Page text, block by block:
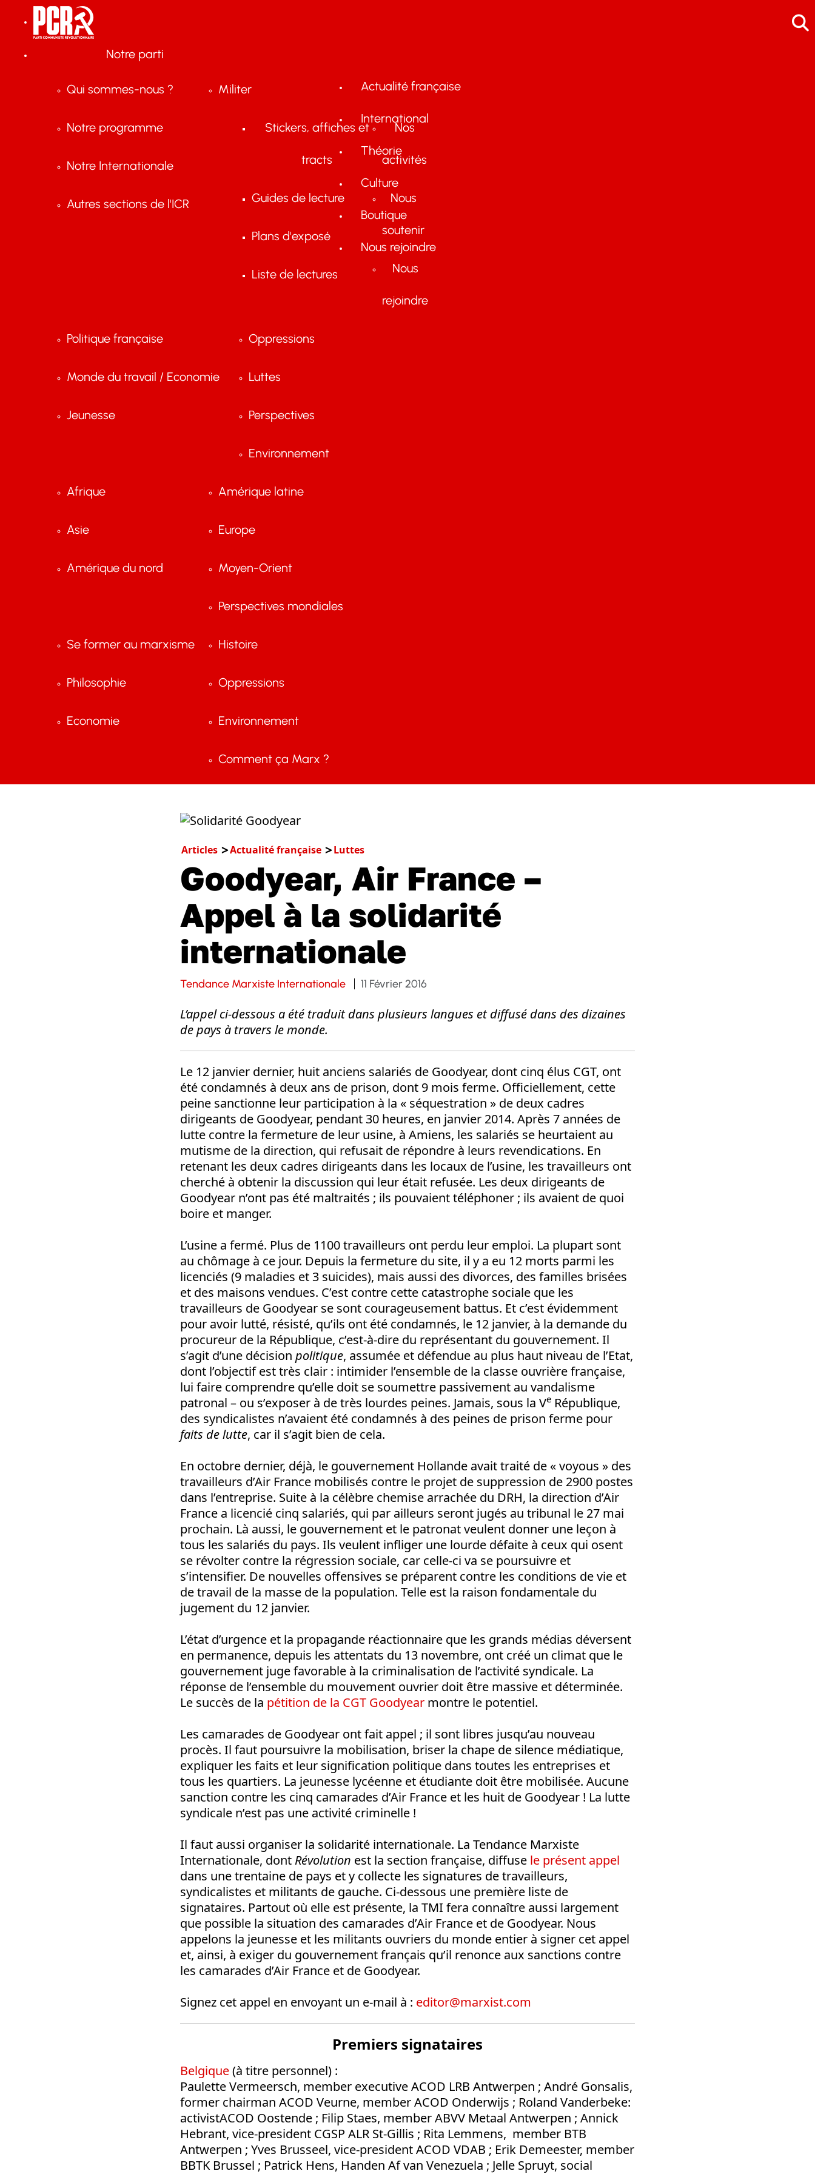
Notre parti
Qui sommes-nous ?
Notre programme
Notre Internationale
Autres sections de l'ICR
Militer
Stickers, affiches et
tracts
Guides de lecture
Plans d'exposé
Liste de lectures
Nos
activités
Nous
soutenir
Nous
rejoindre
Actualité française
Politique française
Monde du travail / Economie
Jeunesse
Oppressions
Luttes
Perspectives
Environnement
International
Afrique
Asie
Amérique du nord
Amérique latine
Europe
Moyen-Orient
Perspectives mondiales
Théorie
Se former au marxisme
Philosophie
Economie
Histoire
Oppressions
Environnement
Comment ça Marx ?
Culture
Boutique
Nous rejoindre
Articles Actualité française Luttes
Goodyear, Air France –
Appel à la solidarité
internationale
Tendance Marxiste Internationale 11 Février 2016
L’appel ci-dessous a été traduit dans plusieurs langues et diffusé dans des dizaines
de pays à travers le monde.
Le 12 janvier dernier, huit anciens salariés de Goodyear, dont cinq élus CGT, ont
été condamnés à deux ans de prison, dont 9 mois ferme. Officiellement, cette
peine sanctionne leur participation à la « séquestration » de deux cadres
dirigeants de Goodyear, pendant 30 heures, en janvier 2014. Après 7 années de
lutte contre la fermeture de leur usine, à Amiens, les salariés se heurtaient au
mutisme de la direction, qui refusait de répondre à leurs revendications. En
retenant les deux cadres dirigeants dans les locaux de l’usine, les travailleurs ont
cherché à obtenir la discussion qui leur était refusée. Les deux dirigeants de
Goodyear n’ont pas été maltraités ; ils pouvaient téléphoner ; ils avaient de quoi
boire et manger.
L’usine a fermé. Plus de 1100 travailleurs ont perdu leur emploi. La plupart sont
au chômage à ce jour. Depuis la fermeture du site, il y a eu 12 morts parmi les
licenciés (9 maladies et 3 suicides), mais aussi des divorces, des familles brisées
et des maisons vendues. C’est contre cette catastrophe sociale que les
travailleurs de Goodyear se sont courageusement battus. Et c’est évidemment
pour avoir lutté, résisté, qu’ils ont été condamnés, le 12 janvier, à la demande du
procureur de la République, c’est-à-dire du représentant du gouvernement. Il
s’agit d’une décision politique, assumée et défendue au plus haut niveau de l’Etat,
dont l’objectif est très clair : intimider l’ensemble de la classe ouvrière française,
lui faire comprendre qu’elle doit se soumettre passivement au vandalisme
patronal – ou s’exposer à de très lourdes peines. Jamais, sous la Ve République,
des syndicalistes n’avaient été condamnés à des peines de prison ferme pour
faits de lutte, car il s’agit bien de cela.
En octobre dernier, déjà, le gouvernement Hollande avait traité de « voyous » des
travailleurs d’Air France mobilisés contre le projet de suppression de 2900 postes
dans l’entreprise. Suite à la célèbre chemise arrachée du DRH, la direction d’Air
France a licencié cinq salariés, qui par ailleurs seront jugés au tribunal le 27 mai
prochain. Là aussi, le gouvernement et le patronat veulent donner une leçon à
tous les salariés du pays. Ils veulent infliger une lourde défaite à ceux qui osent
se révolter contre la régression sociale, car celle-ci va se poursuivre et
s’intensifier. De nouvelles offensives se préparent contre les conditions de vie et
de travail de la masse de la population. Telle est la raison fondamentale du
jugement du 12 janvier.
L’état d’urgence et la propagande réactionnaire que les grands médias déversent
en permanence, depuis les attentats du 13 novembre, ont créé un climat que le
gouvernement juge favorable à la criminalisation de l’activité syndicale. La
réponse de l’ensemble du mouvement ouvrier doit être massive et déterminée.
Le succès de la pétition de la CGT Goodyear montre le potentiel.
Les camarades de Goodyear ont fait appel ; il sont libres jusqu’au nouveau
procès. Il faut poursuivre la mobilisation, briser la chape de silence médiatique,
expliquer les faits et leur signification politique dans toutes les entreprises et
tous les quartiers. La jeunesse lycéenne et étudiante doit être mobilisée. Aucune
sanction contre les cinq camarades d’Air France et les huit de Goodyear ! La lutte
syndicale n’est pas une activité criminelle !
Il faut aussi organiser la solidarité internationale. La Tendance Marxiste
Internationale, dont Révolution est la section française, diffuse le présent appel
dans une trentaine de pays et y collecte les signatures de travailleurs,
syndicalistes et militants de gauche. Ci-dessous une première liste de
signataires. Partout où elle est présente, la TMI fera connaître aussi largement
que possible la situation des camarades d’Air France et de Goodyear. Nous
appelons la jeunesse et les militants ouvriers du monde entier à signer cet appel
et, ainsi, à exiger du gouvernement français qu’il renonce aux sanctions contre
les camarades d’Air France et de Goodyear.
Signez cet appel en envoyant un e-mail à : editor@marxist.com
Premiers signataires
Belgique(à titre personnel) :
Paulette Vermeersch, member executive ACOD LRB Antwerpen ; André Gonsalis,
former chairman ACOD Veurne, member ACOD Onderwijs ; Roland Vanderbeke:
activistACOD Oostende ; Filip Staes, member ABVV Metaal Antwerpen ; Annick
Hebrant, vice-president CGSP ALR St-Gillis ; Rita Lemmens, member BTB
Antwerpen ; Yves Brusseel, vice-president ACOD VDAB ; Erik Demeester, member
BBTK Brussel ; Patrick Hens, Handen Af van Venezuela ; Jelle Spruyt, social